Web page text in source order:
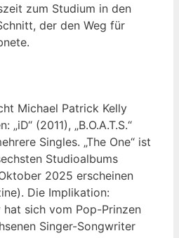
zum Studium in den
der den Weg für
Michael Patrick Kelly
(2011), „B.O.A.T.S.“
Singles. „The One“ ist
Studioalbums
Oktober 2025 erscheinen
Die Implikation:
hat sich vom Pop-Prinzen
Singer-Songwriter